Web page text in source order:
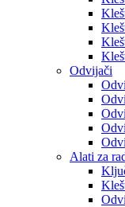
Odvijači
Alati za